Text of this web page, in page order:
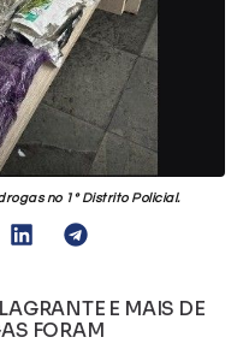
no 1º Distrito Policial.
E MAIS DE
FORAM